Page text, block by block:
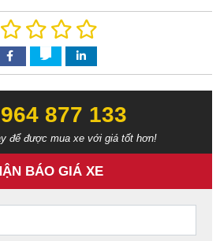
877 133‬‬
để được mua xe với giá tốt hơn!
BÁO GIÁ XE